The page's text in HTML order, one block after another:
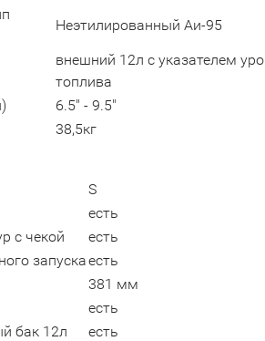
Неэтилированный Аи-95
внешний 12л с указателем
топлива
6.5" - 9.5"
38,5кг
S
есть
с чекой
есть
запускаесть
381 мм
есть
бак 12л
есть